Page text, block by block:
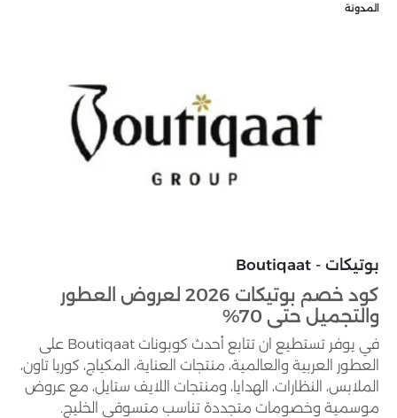
المدونة
بوتيكات - Boutiqaat
كود خصم بوتيكات 2026 لعروض العطور
والتجميل حتى 70%
في يوفر تستطيع ان تتابع أحدث كوبونات Boutiqaat على
العطور العربية والعالمية، منتجات العناية، المكياج، كوريا تاون،
الملابس، النظارات، الهدايا، ومنتجات اللايف ستايل، مع عروض
موسمية وخصومات متجددة تناسب متسوقي الخليج.